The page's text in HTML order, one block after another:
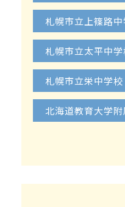
札幌市立上篠路
札幌市立太平中学
札幌市立栄中学校
北海道教育大学